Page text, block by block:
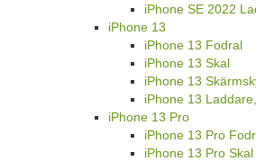
iPhone SE 2022
iPhone 13
iPhone 13 Fodral
iPhone 13 Skal
iPhone 13
iPhone 13
iPhone 13 Pro
iPhone 13 Pro
iPhone 13 Pro Skal